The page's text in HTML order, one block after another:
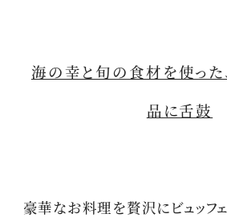
海の幸と旬の食材を使った
品に舌鼓
豪華なお料理を贅沢にビュッフェ